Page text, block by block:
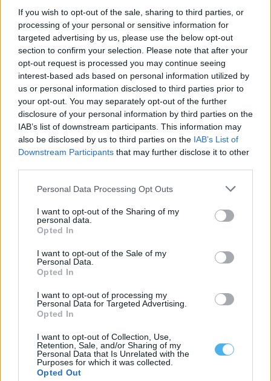
If you wish to opt-out of the sale, sharing to third parties, or
processing of your personal or sensitive information for
targeted advertising by us, please use the below opt-out
section to confirm your selection. Please note that after your
opt-out request is processed you may continue seeing
interest-based ads based on personal information utilized by
us or personal information disclosed to third parties prior to
your opt-out. You may separately opt-out of the further
disclosure of your personal information by third parties on the
IAB’s list of downstream participants. This information may
also be disclosed by us to third parties on the IAB’s List of
Downstream Participants that may further disclose it to other
Personal Data Processing Opt Outs
I want to opt-out of the Sharing of my
personal data.
Opted In
I want to opt-out of the Sale of my
Personal Data.
Opted In
I want to opt-out of processing my
Personal Data for Targeted Advertising.
Opted In
I want to opt-out of Collection, Use,
Retention, Sale, and/or Sharing of my
Personal Data that Is Unrelated with the
Purposes for which it was collected.
Opted Out
Governo admite não saber como militar dispensado recebeu
arma em Portalegre
O secretário de Estado Adjunto e da Administração Interna, Paulo
Simões Ribeiro, confirmou ao...
5 Agosto, 2026 - 23:32
Um dos três detidos na operação da Polícia Judiciária que
resultou na apreensão de...
5 Agosto, 2026 - 18:01